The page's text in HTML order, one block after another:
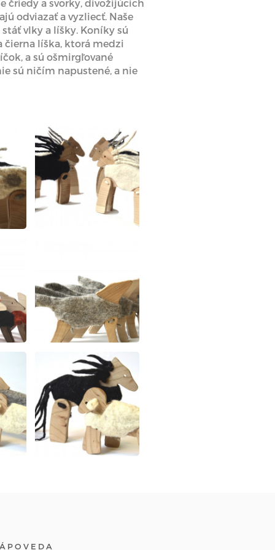
čriedy a svorky, divožijúcich
odviazať a vyzliecť. Naše
vlky a líšky. Koníky sú
čierna líška, ktorá medzi
a sú ošmirgľované
sú ničím napustené, a nie